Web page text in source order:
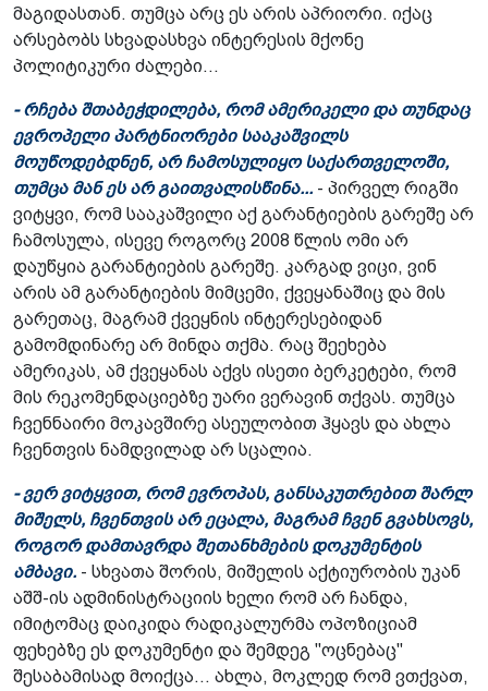
მაგიდასთან. თუმცა არც ეს არის აპრიორი. იქაც
არსებობს სხვადასხვა ინტერესის მქონე
პოლიტიკური ძალები...
- რჩება შთაბეჭდილება, რომ ამერიკელი და თუნდაც
ევროპელი პარტნიორები სააკაშვილს
მოუწოდებდნენ, არ ჩამოსულიყო საქართველოში,
თუმცა მან ეს არ გაითვალისწინა... - პირველ რიგში
ვიტყვი, რომ სააკაშვილი აქ გარანტიების გარეშე არ
ჩამოსულა, ისევე როგორც 2008 წლის ომი არ
დაუწყია გარანტიების გარეშე. კარგად ვიცი, ვინ
არის ამ გარანტიების მიმცემი, ქვეყანაშიც და მის
გარეთაც, მაგრამ ქვეყნის ინტერესებიდან
გამომდინარე არ მინდა თქმა. რაც შეეხება
ამერიკას, ამ ქვეყანას აქვს ისეთი ბერკეტები, რომ
მის რეკომენდაციებზე უარი ვერავინ თქვას. თუმცა
ჩვენნაირი მოკავშირე ასეულობით ჰყავს და ახლა
ჩვენთვის ნამდვილად არ სცალია.
- ვერ ვიტყვით, რომ ევროპას, განსაკუთრებით შარლ
მიშელს, ჩვენთვის არ ეცალა, მაგრამ ჩვენ გვახსოვს,
როგორ დამთავრდა შეთანხმების დოკუმენტის
ამბავი. - სხვათა შორის, მიშელის აქტიურობის უკან
აშშ-ის ადმინისტრაციის ხელი რომ არ ჩანდა,
იმიტომაც დაიკიდა რადიკალურმა ოპოზიციამ
ფეხებზე ეს დოკუმენტი და შემდეგ "ოცნებაც"
შესაბამისად მოიქცა... ახლა, მოკლედ რომ ვთქვათ,